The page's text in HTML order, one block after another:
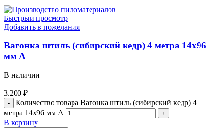
Быстрый просмотр
Добавить в пожелания
Вагонка штиль (сибирский кедр) 4 метра 14х96
мм А
В наличии
3.200 ₽
Количество товара Вагонка штиль (сибирский кедр) 4
метра 14х96 мм А
В корзину